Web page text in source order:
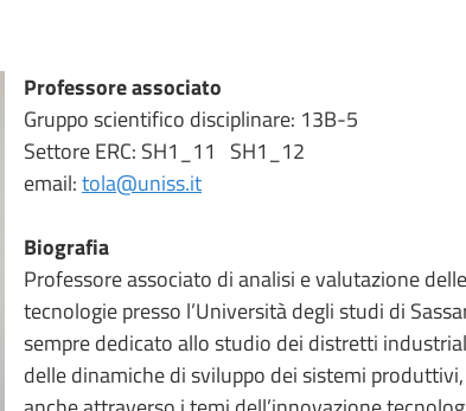
Professore associato
Gruppo scientifico disciplinare: 13B-5
Settore ERC: SH1_11 SH1_12
email:tola@uniss.it
Biografia
Professore associato di analisi e valutazione delle
tecnologie presso l’Università degli studi di
sempre dedicato allo studio dei distretti
delle dinamiche di sviluppo dei sistemi produttivi,